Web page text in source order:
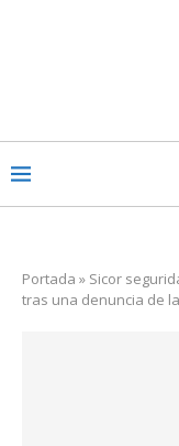
Portada » Sicor
tras una denuncia de la